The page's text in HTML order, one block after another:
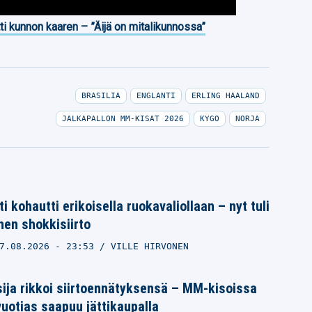
kunnon kaaren – ”Äijä on mitalikunnossa”
BRASILIA ENGLANTI ERLING HAALAND
JALKAPALLON MM-KISAT 2026 KYGO NORJA
kohautti erikoisella ruokavaliollaan – nyt tuli
shokkisiirto
- 23:53 VILLE HIRVONEN
rikkoi siirtoennätyksensä – MM-kisoissa
saapuu jättikaupalla